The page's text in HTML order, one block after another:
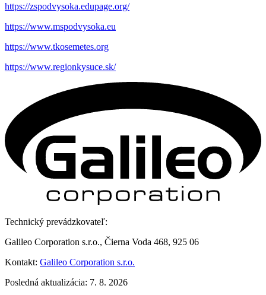
https://zspodvysoka.edupage.org/
https://www.mspodvysoka.eu
https://www.tkosemetes.org
https://www.regionkysuce.sk/
Technický prevádzkovateľ:
Galileo Corporation s.r.o., Čierna Voda 468, 925 06
Kontakt: Galileo Corporation s.r.o.
Posledná aktualizácia: 7. 8. 2026